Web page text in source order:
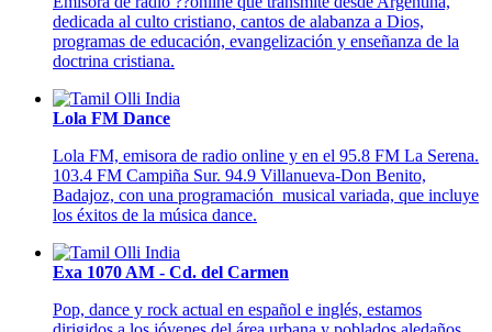
dedicada al culto cristiano, cantos de alabanza a Dios,
programas de educación, evangelización y enseñanza de la
doctrina cristiana.
Lola FM Dance
Lola FM, emisora de radio online y en el 95.8 FM La Serena.
103.4 FM Campiña Sur. 94.9 Villanueva-Don Benito,
Badajoz, con una programación musical variada, que incluye
los éxitos de la música dance.
Exa 1070 AM - Cd. del Carmen
Pop, dance y rock actual en español e inglés, estamos